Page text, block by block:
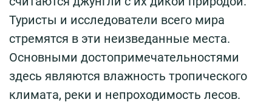
Туристы и исследователи всего мира
стремятся в эти неизведанные места.
Основными достопримечательностями
здесь являются влажность тропического
климата, реки и непроходимость лесов.